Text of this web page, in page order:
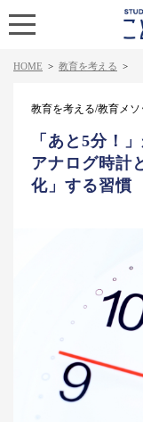
HOME > 教育を考える >
教育を考える/教育メソ
「あと5分！
アナログ時計
化」する習慣